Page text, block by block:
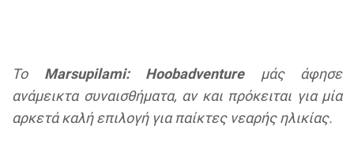
Το Marsupilami: Hoobadventureμάς άφησε
ανάμεικτα συναισθήματα, αν και πρόκειται για μία
αρκετά καλή επιλογή για παίκτες νεαρής ηλικίας.